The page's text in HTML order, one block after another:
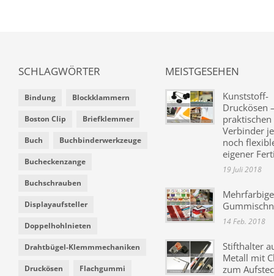
SCHLAGWÖRTER
Bindung Blockklammern
Boston Clip Briefklemmer
Buch Buchbinderwerkzeuge
Bucheckenzange
Buchschrauben
Displayaufsteller
Doppelhohlnieten
Drahtbügel-Klemmmechaniken
Druckösen Flachgummi
MEISTGESEHEN
Kunststoff-
Druckösen
praktischen
Verbinder
noch
eigener
19 Juli 2018
Mehrfarbige
14 Feb. 2018
Stifthalter
Metall mit
zum